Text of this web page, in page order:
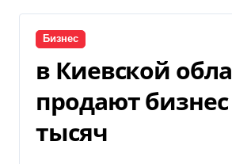
Бизнес
в Киевской
продают бизнес
тысяч